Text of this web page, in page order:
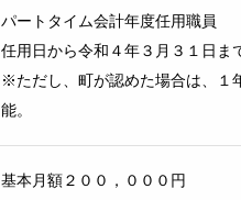
パートタイム会計年度任用職員
任用日から令和４年３月３１日ま
※ただし、町が認めた場合は、１
能。
基本月額２００，０００円